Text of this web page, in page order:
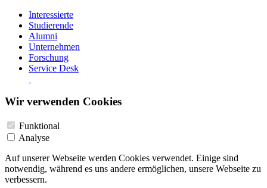
Interessierte
Studierende
Alumni
Unternehmen
Forschung
Service Desk
Wir verwenden Cookies
Funktional
Analyse
Auf unserer Webseite werden Cookies verwendet. Einige sind
notwendig, während es uns andere ermöglichen, unsere Webseite zu
verbessern.